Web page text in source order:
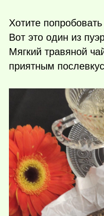
Хотите
Вот это один из
Мягкий травяной
приятным